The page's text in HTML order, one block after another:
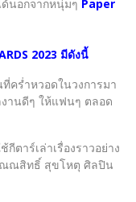
นอกจากหนุ่มๆ Paper
2023 มีดังนี้
คร่ำหวอดในวงการมา
านดีๆ ให้แฟนๆ ตลอด
ตาร์เล่าเรื่องราวอย่าง
ณณสิทธิ์ สุขโหตุ ศิลปิน